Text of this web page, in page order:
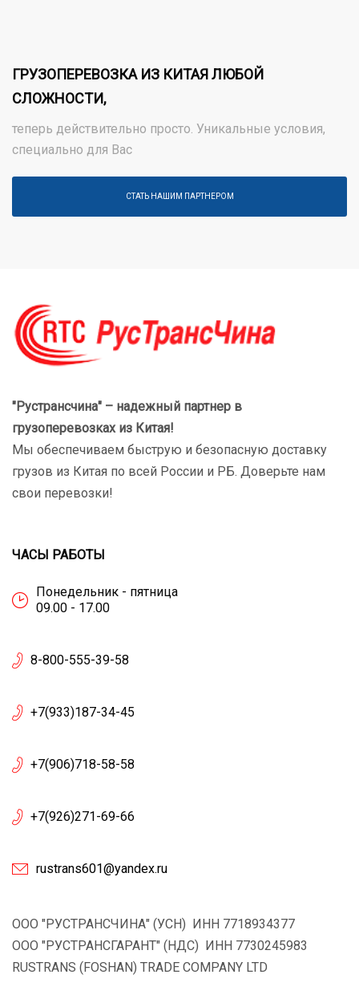
ГРУЗОПЕРЕВОЗКА ИЗ КИТАЯ ЛЮБОЙ
СЛОЖНОСТИ,
теперь действительно просто. Уникальные условия,
специально для Вас
СТАТЬ НАШИМ ПАРТНЕРОМ
"Рустрансчина" – надежный партнер в
грузоперевозках из Китая!
Мы обеспечиваем быструю и безопасную доставку
грузов из Китая по всей России и РБ. Доверьте нам
свои перевозки!
ЧАСЫ РАБОТЫ
Понедельник - пятница
09.00 - 17.00
8-800-555-39-58
+7(933)187-34-45
+7(906)718-58-58
+7(926)271-69-66
rustrans601@yandex.ru
ООО "РУСТРАНСЧИНА" (УСН) ИНН 7718934377
ООО "РУСТРАНСГАРАНТ" (НДС) ИНН 7730245983
RUSTRANS (FOSHAN) TRADE COMPANY LTD